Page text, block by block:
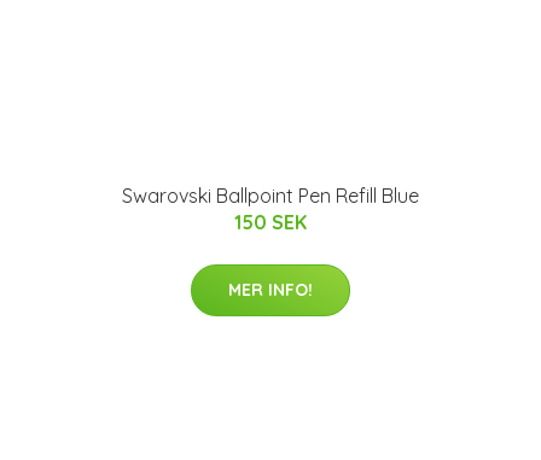
Swarovski Ballpoint Pen Refill Blue
150 SEK
MER INFO!